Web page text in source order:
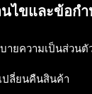
นไขและข้อก
ายความเป็นส่วนตั
ปลี่ยนคืนสินค้า